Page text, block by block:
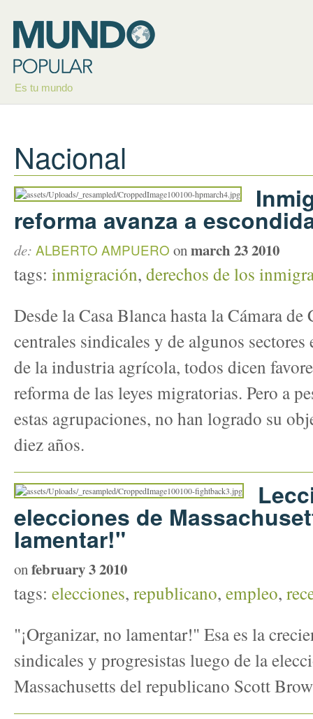
Es tu mundo
Nacional
reforma avanza a
de: ALBERTO AMPUERO onmarch 23 2010
tags: inmigración, derechos de los
Desde la Casa Blanca hasta la Cámara
centrales sindicales y de algunos
de la industria agrícola, todos dicen
reforma de las leyes migratorias. Pero a
estas agrupaciones, no han logrado su
diez años.
elecciones de
lamentar!"
onfebruary 3 2010
tags: elecciones, republicano, empleo,
"¡Organizar, no lamentar!" Esa es la
sindicales y progresistas luego de la
Massachusetts del republicano Scott